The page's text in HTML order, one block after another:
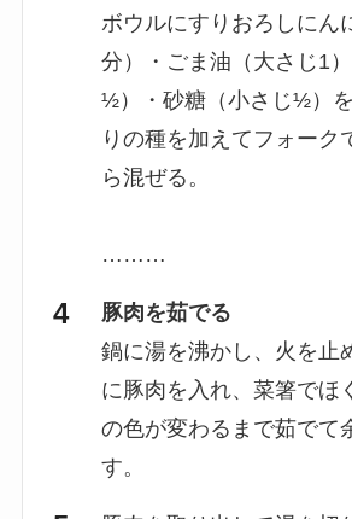
ボウルにすりおろしにん
分）・ごま油（大さじ1
½）・砂糖（小さじ½）
りの種を加えてフォーク
ら混ぜる。
………
豚肉を茹でる
鍋に湯を沸かし、火を止
に豚肉を入れ、菜箸でほ
の色が変わるまで茹でて
す。